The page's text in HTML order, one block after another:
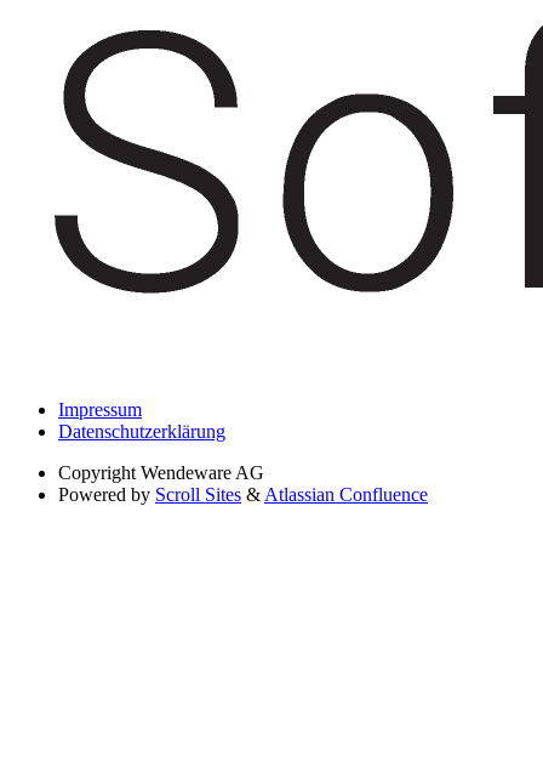
Impressum
Datenschutzerklärung
Copyright Wendeware AG
Powered by Scroll Sites & Atlassian Confluence